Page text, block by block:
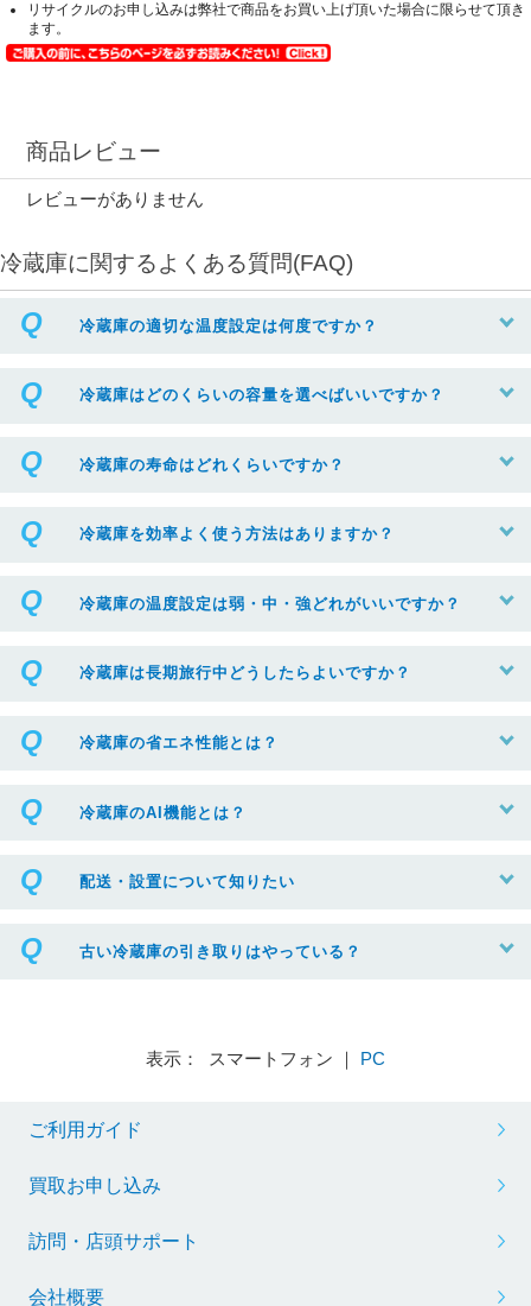
リサイクルのお申し込みは弊社で商品をお買い上げ頂いた場合に限らせて頂き
ます。
商品レビュー
レビューがありません
冷蔵庫に関するよくある質問(FAQ)
冷蔵庫の適切な温度設定は何度ですか？
冷蔵庫はどのくらいの容量を選べばいいですか？
冷蔵庫の寿命はどれくらいですか？
冷蔵庫を効率よく使う方法はありますか？
冷蔵庫の温度設定は弱・中・強どれがいいですか？
冷蔵庫は長期旅行中どうしたらよいですか？
冷蔵庫の省エネ性能とは？
冷蔵庫のAI機能とは？
配送・設置について知りたい
古い冷蔵庫の引き取りはやっている？
表示： スマートフォン ｜ PC
ご利用ガイド
買取お申し込み
訪問・店頭サポート
会社概要